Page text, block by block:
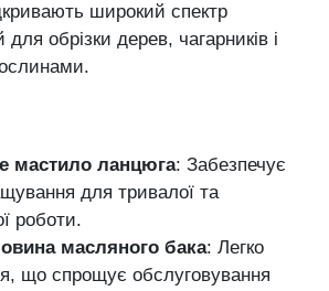
широкий спектр
обрізки дерев, чагарників і
мастило ланцюга: Забезпечує
для тривалої та
роботи.
масляного бака: Легко
що спрощує обслуговування